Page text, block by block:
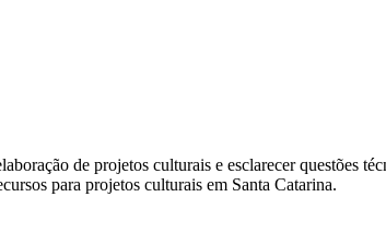
de projetos culturais e esclarecer questões
para projetos culturais em Santa Catarina.